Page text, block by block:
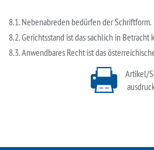
8.1. Nebenabreden bedürfen der Schriftform.
8.2. Gerichtsstand ist das sachlich in
8.3. Anwendbares Recht ist das
Artikel/